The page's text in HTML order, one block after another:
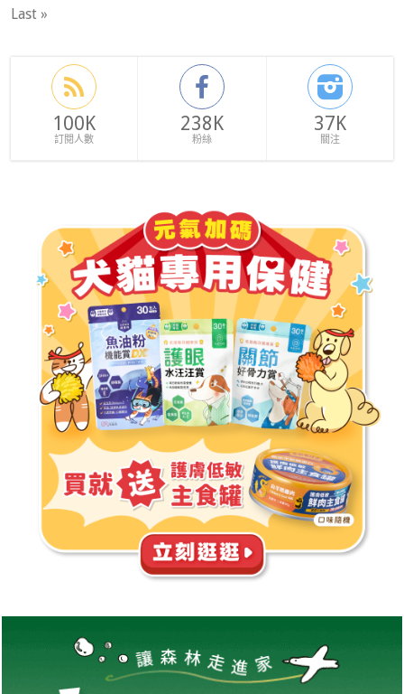
Last »
100K
訂閱人數
238K
粉絲
37K
關注